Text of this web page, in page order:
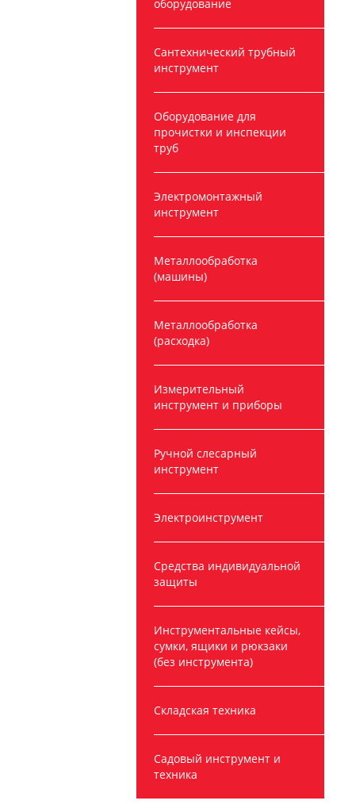
оборудование
Сантехнический трубный
инструмент
Оборудование для
прочистки и инспекции
труб
Электромонтажный
инструмент
Металлообработка
(машины)
Металлообработка
(расходка)
Измерительный
инструмент и приборы
Ручной слесарный
инструмент
Электроинструмент
Средства индивидуальной
защиты
Инструментальные кейсы,
сумки, ящики и рюкзаки
(без инструмента)
Складская техника
Садовый инструмент и
техника